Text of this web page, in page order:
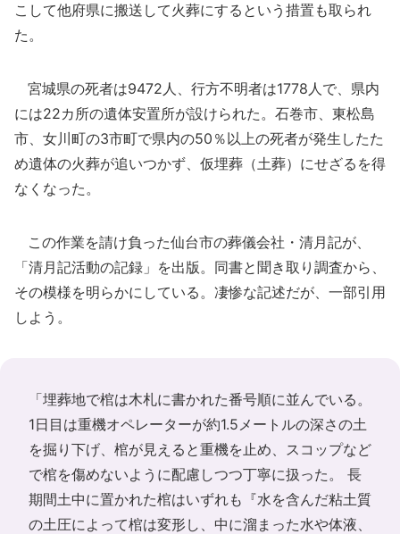
こして他府県に搬送して火葬にするという措置も取られ
た。
宮城県の死者は9472人、行方不明者は1778人で、県内
には22カ所の遺体安置所が設けられた。石巻市、東松島
市、女川町の3市町で県内の50％以上の死者が発生したた
め遺体の火葬が追いつかず、仮埋葬（土葬）にせざるを得
なくなった。
この作業を請け負った仙台市の葬儀会社・清月記が、
「清月記活動の記録」を出版。同書と聞き取り調査から、
その模様を明らかにしている。凄惨な記述だが、一部引用
しよう。
「埋葬地で棺は木札に書かれた番号順に並んでいる。
1日目は重機オペレーターが約1.5メートルの深さの土
を掘り下げ、棺が見えると重機を止め、スコップなど
で棺を傷めないように配慮しつつ丁寧に扱った。 長
期間土中に置かれた棺はいずれも『水を含んだ粘土質
の土圧によって棺は変形し、中に溜まった水や体液、